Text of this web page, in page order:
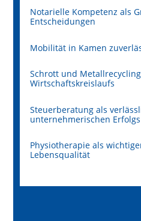
Notarielle Kompetenz als
Entscheidungen
Mobilität in Kamen
Schrott und
Wirtschaftskreislaufs
Steuerberatung als
unternehmerischen Erfolgs
Physiotherapie als
Lebensqualität